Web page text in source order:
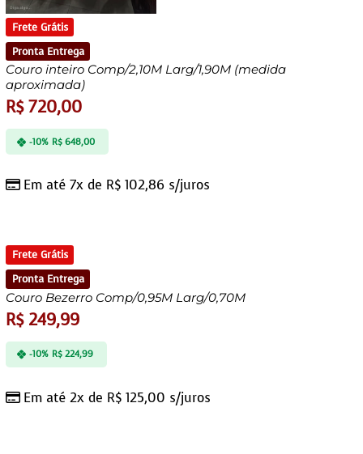
Frete Grátis
Pronta Entrega
Couro inteiro Comp/2,10M Larg/1,90M (medida
aproximada)
R$720,00
Em até 7x de R$ 102,86 s/juros
-10% R$648,00
Frete Grátis
Pronta Entrega
Couro Bezerro Comp/0,95M Larg/0,70M
R$249,99
Em até 2x de R$ 125,00 s/juros
-10% R$224,99